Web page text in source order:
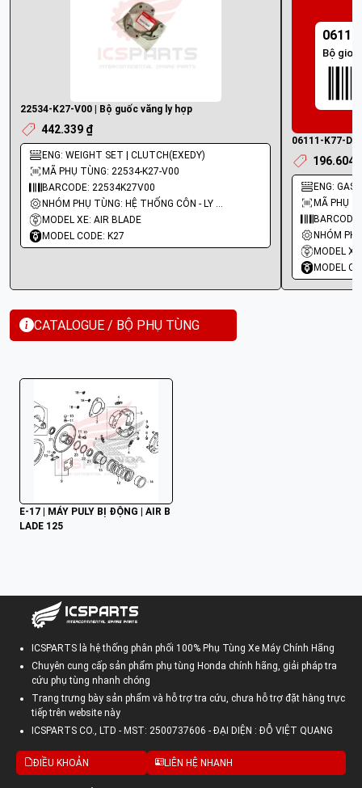
22534-K27-V00 | Bộ guốc văng ly hợp
442.339 ₫
ENG: WEIGHT SET | CLUTCH(EXEDY)
MÃ PHỤ TÙNG: 22534-K27-V00
BARCODE: 22534K27V00
NHÓM PHỤ TÙNG: HỆ THỐNG CÔN - LY HỢP - TRỤC SỐ - BÁNH RĂNG
MODEL XE: AIR BLADE
MODEL CODE: K27
Bộ
06111-K77-
196.604
ENG:
MÃ PHỤ
MODEL
MODEL
CATALOGUE / BỘ PHỤ TÙNG
E-17 | MÁY PULY BỊ ĐỘNG | AIR B
LADE 125
ICSPARTS là hệ thống phân phối 100% Phụ Tùng Xe Máy Chính Hãng
Chuyên cung cấp sản phẩm phụ tùng Honda chính hãng, giải pháp tra
cứu phụ tùng nhanh chóng
Trang trưng bày sản phẩm và hỗ trợ tra cứu, chưa hỗ trợ đặt hàng trực
tiếp trên website này
ICSPARTS CO., LTD - MST: 2500737606 - ĐẠI DIỆN : ĐỖ VIỆT QUANG
ĐIỀU KHOẢN LIÊN HỆ NHANH